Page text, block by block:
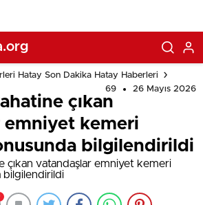
Hatay Son Dakika Hatay Haberleri
69
26 Mayıs 2026
çıkan
emniyet kemeri
bilgilendirildi